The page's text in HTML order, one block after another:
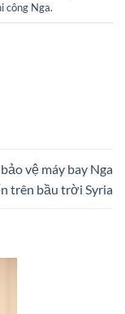
công Nga.
vệ máy bay Nga
trên bầu trời Syria